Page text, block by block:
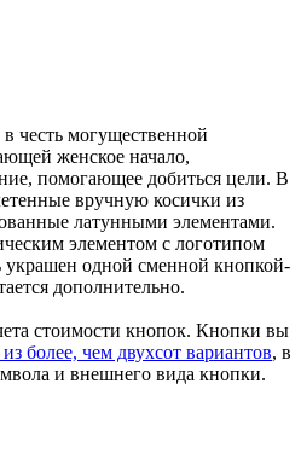
честь могущественной
женское начало,
помогающее добиться цели. В
вручную косички из
латунными элементами.
элементом с логотипом
украшен одной сменной кнопкой-
дополнительно.
стоимости кнопок. Кнопки вы
более, чем двухсот вариантов, в
и внешнего вида кнопки.